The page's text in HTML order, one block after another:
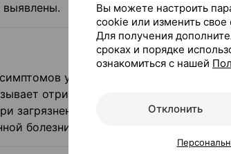
ухудшения самочувствия
отрицательного влияния на
загрязнении распылителя снять его,
болезни желудка, сахарном
Вы можете настроить
cookie или изменить свое
Для получения
сроках и порядке
ознакомиться с нашей
Отклонить